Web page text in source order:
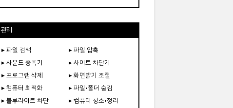
관리
▸ 파일 검색
▸ 파일 압축
▸ 사운드 증폭기
▸ 사이트 차단기
▸ 프로그램 삭제
▸ 화면밝기 조절
▸ 컴퓨터 최적화
▸ 파일•폴더 숨김
▸ 블루라이트 차단
▸ 컴퓨터 청소•정리